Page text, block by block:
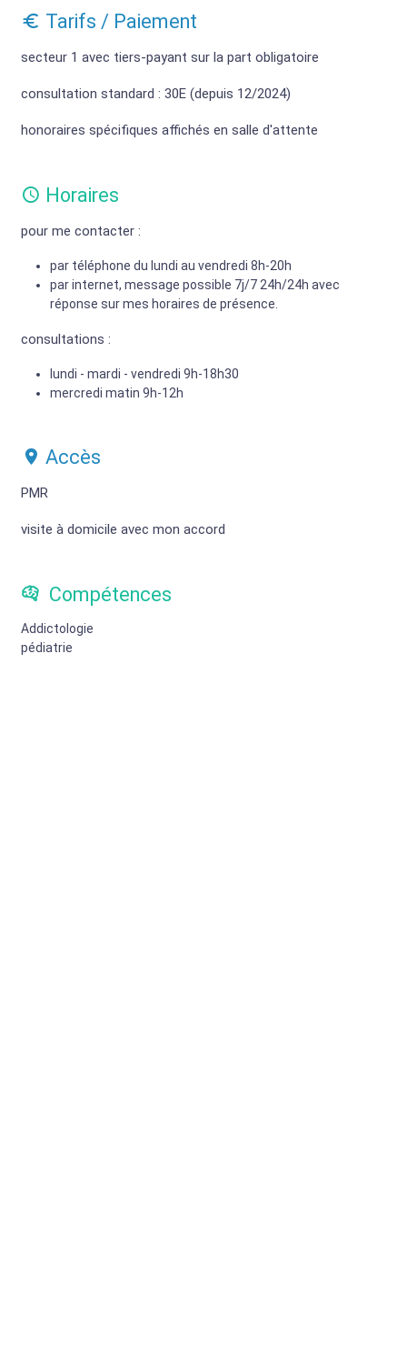
Tarifs / Paiement
secteur 1 avec tiers-payant sur la part obligatoire
consultation standard : 30E (depuis 12/2024)
honoraires spécifiques affichés en salle d'attente
Horaires
pour me contacter :
par téléphone du lundi au vendredi 8h-20h
par internet, message possible 7j/7 24h/24h avec
réponse sur mes horaires de présence.
consultations :
lundi - mardi - vendredi 9h-18h30
mercredi matin 9h-12h
Accès
PMR
visite à domicile avec mon accord
Compétences
Addictologie
pédiatrie